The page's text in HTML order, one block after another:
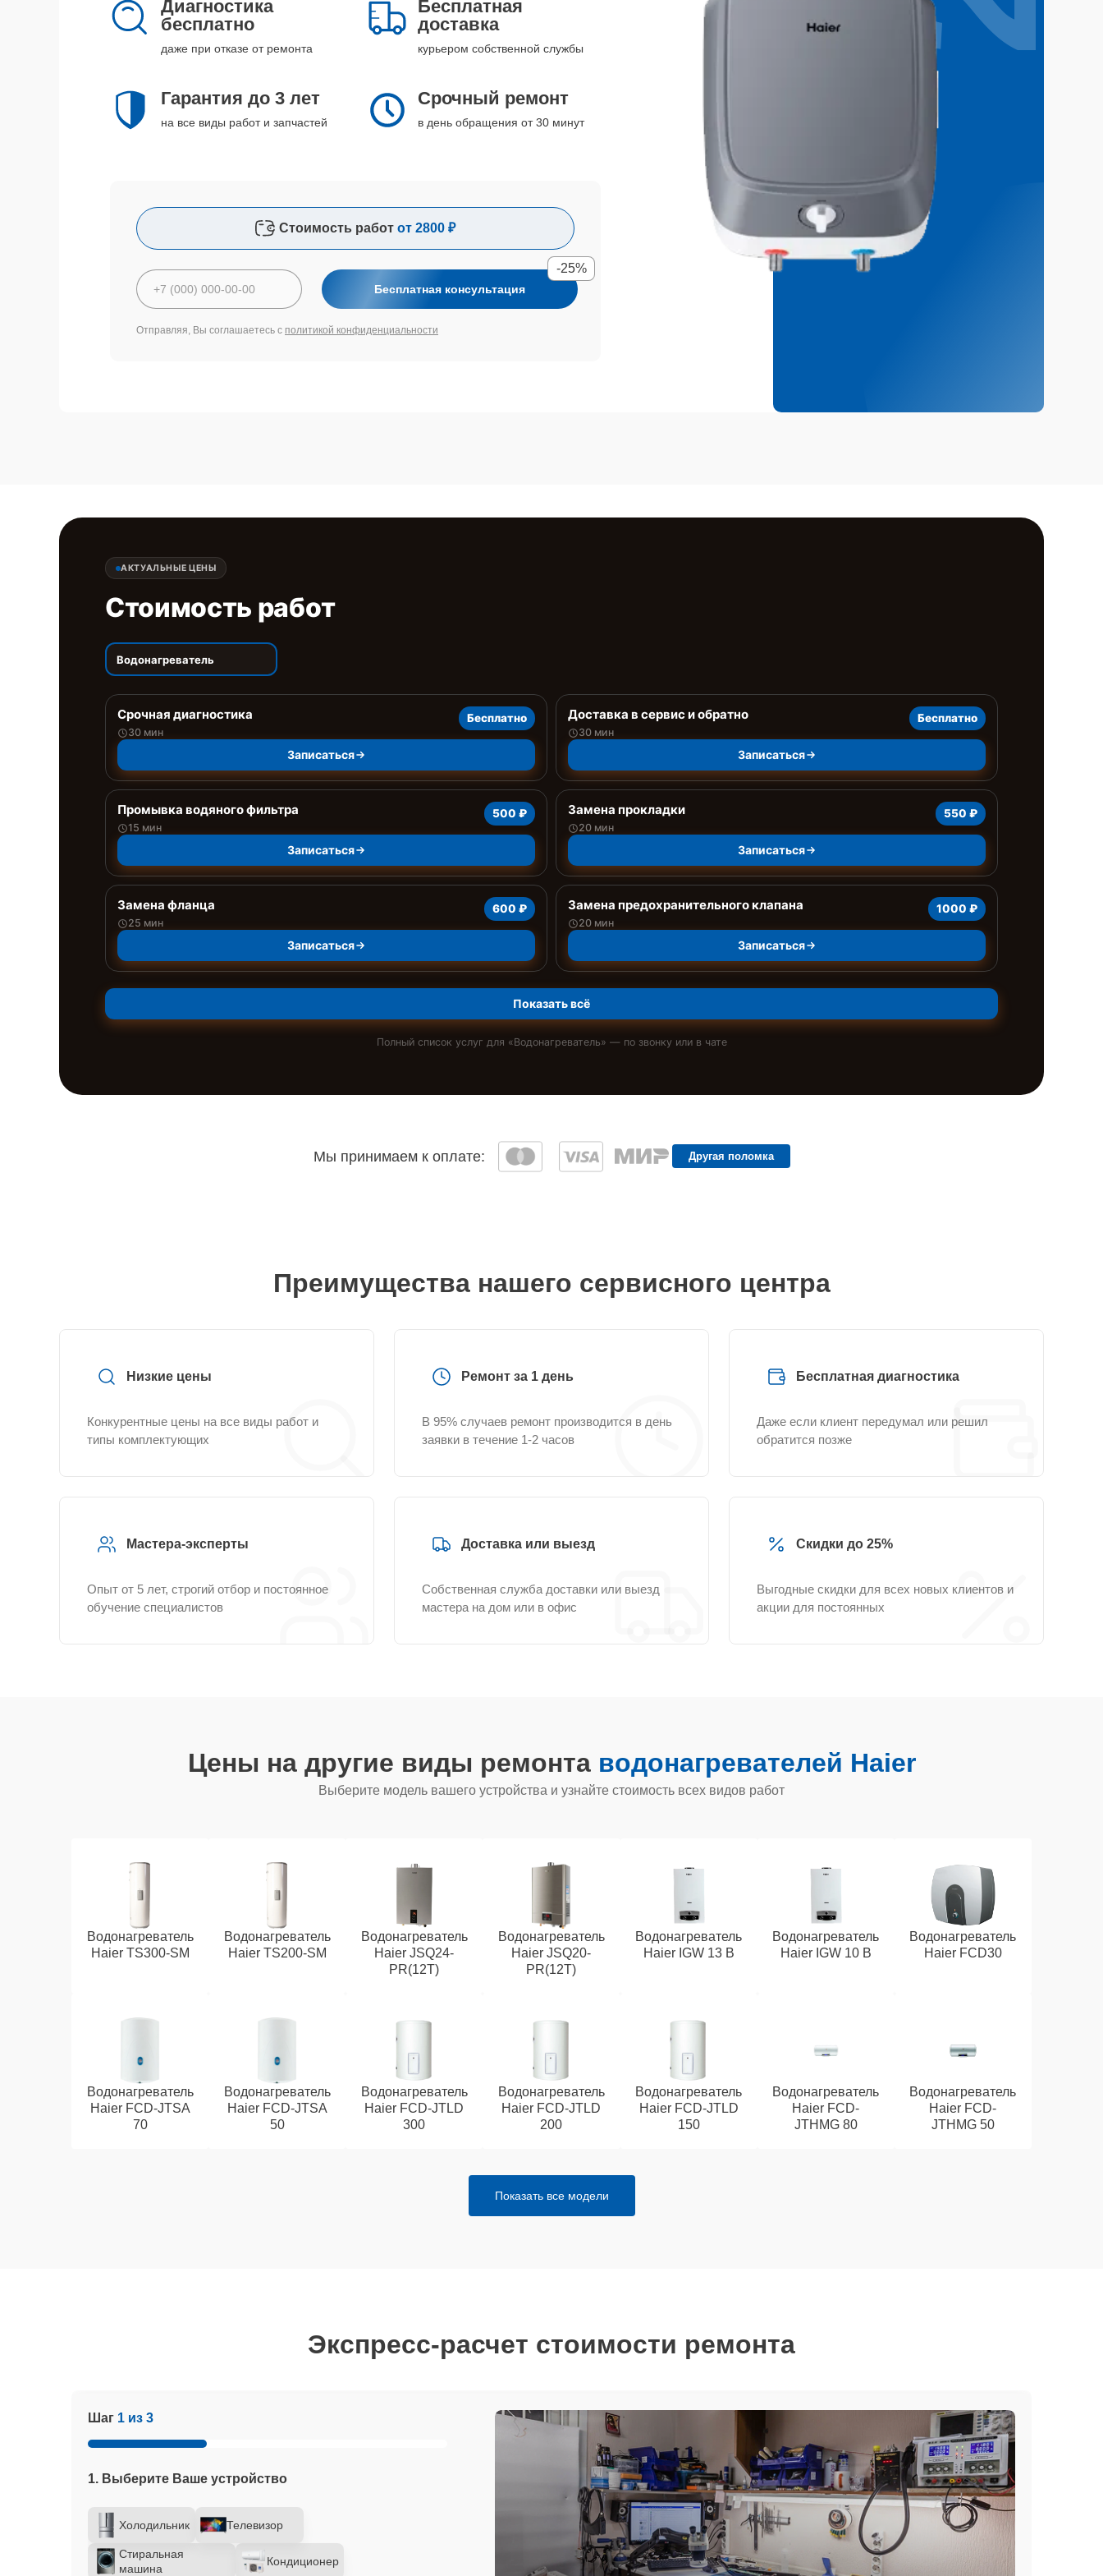
Диагностика
бесплатно
даже при отказе от ремонта
Бесплатная
доставка
курьером собственной службы
Гарантия до 3 лет
на все виды работ и запчастей
Срочный ремонт
в день обращения от 30 минут
Стоимость работ от 2800 ₽
Бесплатная консультация
-25%
Отправляя, Вы соглашаетесь с политикой конфиденциальности
АКТУАЛЬНЫЕ ЦЕНЫ
Стоимость работ
Водонагреватель
Срочная диагностика
30 мин
Бесплатно
Записаться
Доставка в сервис и обратно
30 мин
Бесплатно
Записаться
Промывка водяного фильтра
15 мин
500 ₽
Записаться
Замена прокладки
20 мин
550 ₽
Записаться
Замена фланца
25 мин
600 ₽
Записаться
Замена предохранительного клапана
20 мин
1000 ₽
Записаться
Показать всё
Полный список услуг для «Водонагреватель» — по звонку или в чате
Мы принимаем к оплате: Другая поломка
Преимущества нашего сервисного центра
Низкие цены
Конкурентные цены на все виды работ и
типы комплектующих
Ремонт за 1 день
В 95% случаев ремонт производится в день
заявки в течение 1-2 часов
Бесплатная диагностика
Даже если клиент передумал или решил
обратится позже
Мастера-эксперты
Опыт от 5 лет, строгий отбор и постоянное
обучение специалистов
Доставка или выезд
Собственная служба доставки или выезд
мастера на дом или в офис
Скидки до 25%
Выгодные скидки для всех новых клиентов и
акции для постоянных
Цены на другие виды ремонта водонагревателей Haier
Выберите модель вашего устройства и узнайте стоимость всех видов работ
Водонагреватель
Haier TS300-SM
Водонагреватель
Haier TS200-SM
Водонагреватель
Haier JSQ24-
PR(12T)
Водонагреватель
Haier JSQ20-
PR(12T)
Водонагреватель
Haier IGW 13 B
Водонагреватель
Haier IGW 10 B
Водонагреватель
Haier FCD30
Водонагреватель
Haier FCD-JTSA
70
Водонагреватель
Haier FCD-JTSA
50
Водонагреватель
Haier FCD-JTLD
300
Водонагреватель
Haier FCD-JTLD
200
Водонагреватель
Haier FCD-JTLD
150
Водонагреватель
Haier FCD-
JTHMG 80
Водонагреватель
Haier FCD-
JTHMG 50
Показать все модели
Экспресс-расчет стоимости ремонта
Шаг 1 из 3
1. Выберите Ваше устройство
Холодильник Телевизор
Стиральная
машина
Кондиционер